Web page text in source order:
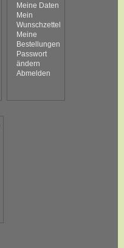
Meine Daten
Mein
Wunschzettel
Meine
Bestellungen
Passwort
ändern
Abmelden